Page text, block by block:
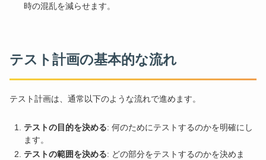
時の混乱を減らせます。
テスト計画の基本的な流れ
テスト計画は、通常以下のような流れで進めます。
テストの目的を決める: 何のためにテストするのかを明確にし
ます。
テストの範囲を決める: どの部分をテストするのかを決めま